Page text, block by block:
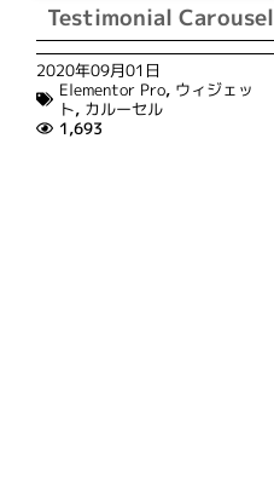
Testimonial Carousel
2020年09月01日
Elementor Pro, ウィジェッ
ト, カルーセル
1,693